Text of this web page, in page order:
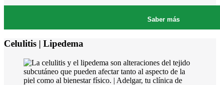
Saber más
Celulitis | Lipedema